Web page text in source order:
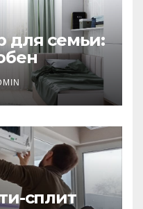
для семьи:
сплит